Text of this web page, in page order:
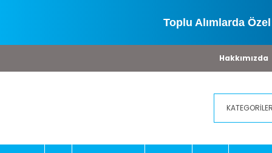
Toplu Alımlarda
Hakkımızda